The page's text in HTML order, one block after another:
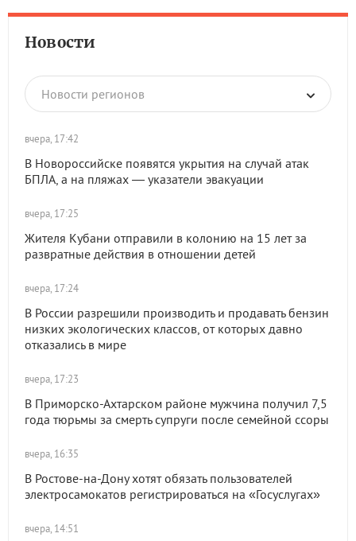
Новости
Новости регионов
вчера, 17:42
В Новороссийске появятся укрытия на случай атак
БПЛА, а на пляжах — указатели эвакуации
вчера, 17:25
Жителя Кубани отправили в колонию на 15 лет за
развратные действия в отношении детей
вчера, 17:24
В России разрешили производить и продавать бензин
низких экологических классов, от которых давно
отказались в мире
вчера, 17:23
В Приморско-Ахтарском районе мужчина получил 7,5
года тюрьмы за смерть супруги после семейной ссоры
вчера, 16:35
В Ростове-на-Дону хотят обязать пользователей
электросамокатов регистрироваться на «Госуслугах»
вчера, 14:51